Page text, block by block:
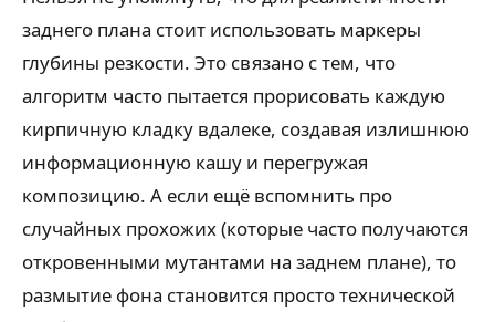
заднего плана стоит использовать маркеры
глубины резкости. Это связано с тем, что
алгоритм часто пытается прорисовать каждую
кирпичную кладку вдалеке, создавая излишнюю
информационную кашу и перегружая
композицию. А если ещё вспомнить про
случайных прохожих (которые часто получаются
откровенными мутантами на заднем плане), то
размытие фона становится просто технической